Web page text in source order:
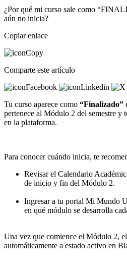
¿Por qué mi curso sale como
aún no inicia?
Copiar enlace
Comparte este artículo
Tu curso aparece como “Finalizado”
pertenece al Módulo 2 del semestre y
en la plataforma.
Para conocer cuándo inicia, te
Revisar el Calendario
de inicio y fin del Módulo 2.
Ingresar a tu portal Mi Mundo
en qué módulo se desarrolla
Una vez que comience el Módulo 2,
automáticamente a estado activo en